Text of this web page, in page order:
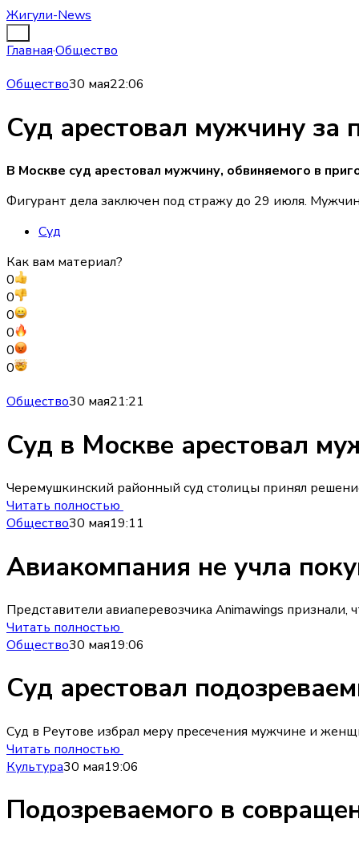
Жигули-News
Главная·Общество
Общество30 мая22:06
Суд арестовал мужчину за
В Москве суд арестовал мужчину, обвиняемого в
Фигурант дела заключен под стражу до 29 июля.
Суд
Как вам материал?
0
0
0
0
0
0
Общество30 мая21:21
Суд в Москве арестовал
Черемушкинский районный суд столицы принял
Читать полностью
Общество30 мая19:11
Авиакомпания не учла
Представители авиаперевозчика Animawings
Читать полностью
Общество30 мая19:06
Суд арестовал
Суд в Реутове избрал меру пресечения мужчине и
Читать полностью
Культура30 мая19:06
Подозреваемого в